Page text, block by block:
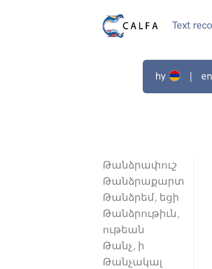
Text
hy | en
Թանձրափուշ
Թանձրաքարտ
Թանձրեմ, եցի
Թանձրութիւն,
ութեան
Թանչ, ի
Թանչակալ